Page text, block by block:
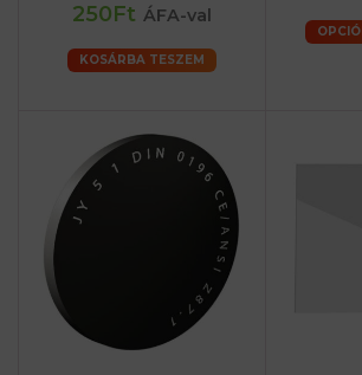
250Ft ÁFA-val
KOSÁRBA TESZEM